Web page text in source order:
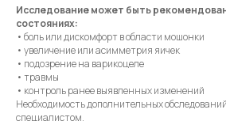
Исследование может быть
состояниях:
• боль или дискомфорт в области мошонки
• увеличение или асимметрия яичек
• подозрение на варикоцеле
• травмы
• контроль ранее выявленных изменений
Необходимость дополнительных
специалистом.